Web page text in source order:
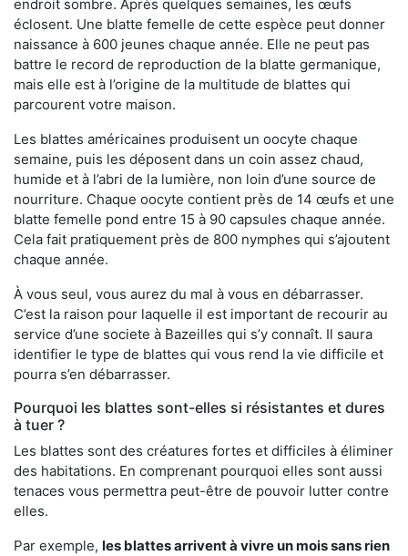
endroit sombre. Après quelques semaines, les œufs
éclosent. Une blatte femelle de cette espèce peut donner
naissance à 600 jeunes chaque année. Elle ne peut pas
battre le record de reproduction de la blatte germanique,
mais elle est à l’origine de la multitude de blattes qui
parcourent votre maison.
Les blattes américaines produisent un oocyte chaque
semaine, puis les déposent dans un coin assez chaud,
humide et à l’abri de la lumière, non loin d’une source de
nourriture. Chaque oocyte contient près de 14 œufs et une
blatte femelle pond entre 15 à 90 capsules chaque année.
Cela fait pratiquement près de 800 nymphes qui s’ajoutent
chaque année.
À vous seul, vous aurez du mal à vous en débarrasser.
C’est la raison pour laquelle il est important de recourir au
service d’une societe à Bazeilles qui s’y connaît. Il saura
identifier le type de blattes qui vous rend la vie difficile et
pourra s’en débarrasser.
Pourquoi les blattes sont-elles si résistantes et dures
à tuer ?
Les blattes sont des créatures fortes et difficiles à éliminer
des habitations. En comprenant pourquoi elles sont aussi
tenaces vous permettra peut-être de pouvoir lutter contre
elles.
Par exemple, les blattes arrivent à vivre un mois sans rien